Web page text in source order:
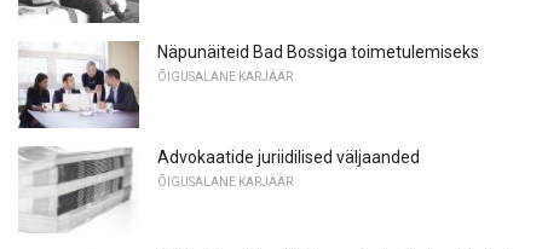
Näpunäiteid Bad Bossiga toimetulemiseks
ÕIGUSALANE KARJÄÄR
Advokaatide juriidilised väljaanded
ÕIGUSALANE KARJÄÄR